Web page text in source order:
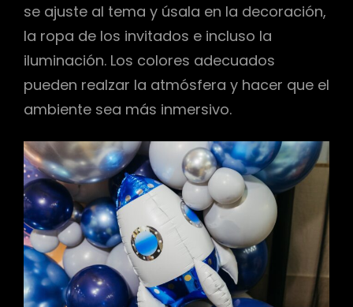
se ajuste al tema y úsala en la decoración,
la ropa de los invitados e incluso la
iluminación. Los colores adecuados
pueden realzar la atmósfera y hacer que el
ambiente sea más inmersivo.